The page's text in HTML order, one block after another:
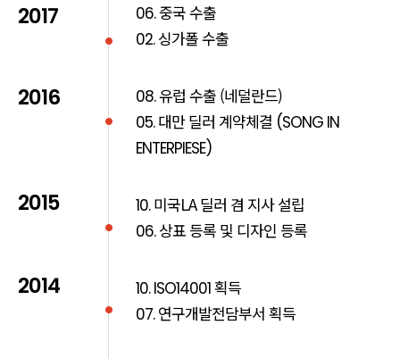
2017
2016
2015
2014
06.중국 수출
02.싱가폴 수출
08.유럽 수출 (네덜란드)
05.대만 딜러 계약체결 (SONG IN
ENTERPIESE)
10.미국LA 딜러 겸 지사 설립
06.상표 등록 및 디자인 등록
10. ISO14001획득
07.연구개발전담부서 획득